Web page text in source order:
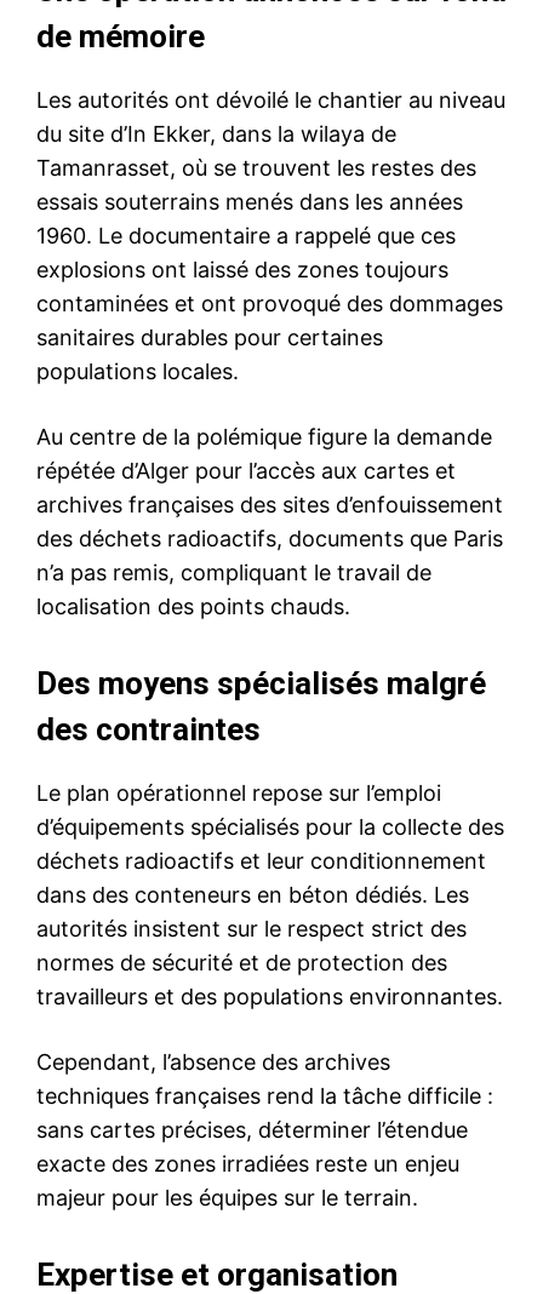
de mémoire
Les autorités ont dévoilé le chantier au niveau
du site d’In Ekker, dans la wilaya de
Tamanrasset, où se trouvent les restes des
essais souterrains menés dans les années
1960. Le documentaire a rappelé que ces
explosions ont laissé des zones toujours
contaminées et ont provoqué des dommages
sanitaires durables pour certaines
populations locales.
Au centre de la polémique figure la demande
répétée d’Alger pour l’accès aux cartes et
archives françaises des sites d’enfouissement
des déchets radioactifs, documents que Paris
n’a pas remis, compliquant le travail de
localisation des points chauds.
Des moyens spécialisés malgré
des contraintes
Le plan opérationnel repose sur l’emploi
d’équipements spécialisés pour la collecte des
déchets radioactifs et leur conditionnement
dans des conteneurs en béton dédiés. Les
autorités insistent sur le respect strict des
normes de sécurité et de protection des
travailleurs et des populations environnantes.
Cependant, l’absence des archives
techniques françaises rend la tâche difficile :
sans cartes précises, déterminer l’étendue
exacte des zones irradiées reste un enjeu
majeur pour les équipes sur le terrain.
Expertise et organisation